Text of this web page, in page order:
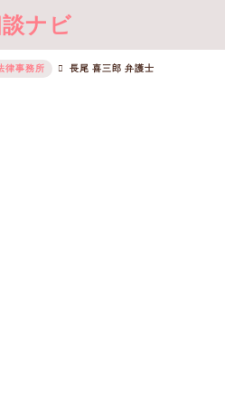
ナビ
律事務所 長尾 喜三郎 弁護士